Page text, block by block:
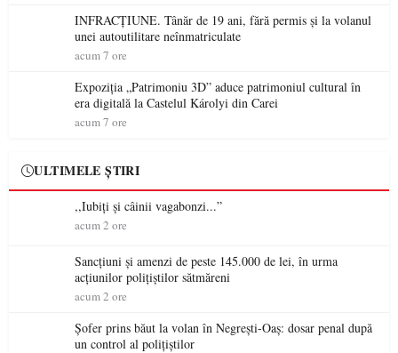
INFRACȚIUNE. Tânăr de 19 ani, fără permis și la volanul
unei autoutilitare neînmatriculate
acum 7 ore
Expoziția „Patrimoniu 3D” aduce patrimoniul cultural în
era digitală la Castelul Károlyi din Carei
acum 7 ore
ULTIMELE ȘTIRI
,,Iubiți și câinii vagabonzi...”
acum 2 ore
Sancțiuni și amenzi de peste 145.000 de lei, în urma
acțiunilor polițiștilor sătmăreni
acum 2 ore
Șofer prins băut la volan în Negrești-Oaș: dosar penal după
un control al polițiștilor